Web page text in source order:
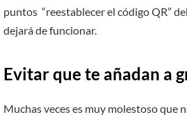
puntos “reestablecer el código QR”
dejará de funcionar.
Evitar que te añadan a
Muchas veces es muy molestoso que